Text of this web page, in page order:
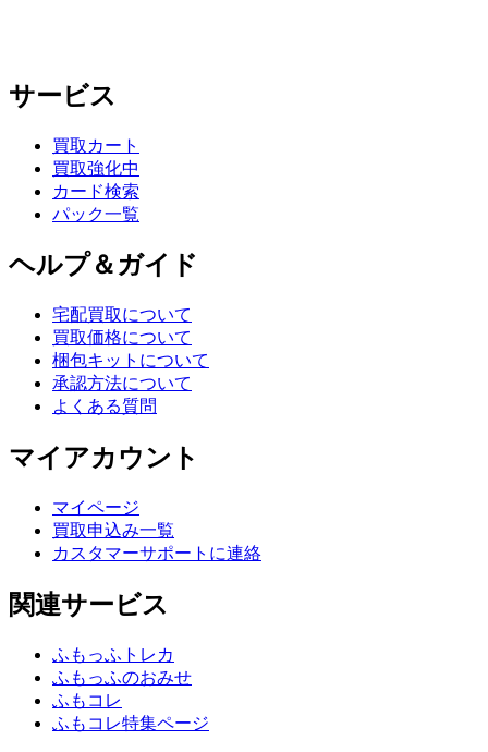
サービス
買取カート
買取強化中
カード検索
パック一覧
ヘルプ＆ガイド
宅配買取について
買取価格について
梱包キットについて
承認方法について
よくある質問
マイアカウント
マイページ
買取申込み一覧
カスタマーサポートに連絡
関連サービス
ふもっふトレカ
ふもっふのおみせ
ふもコレ
ふもコレ特集ページ